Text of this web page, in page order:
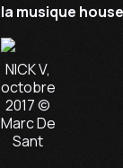
la musique
NICK V,
octobre
2017 ©
Marc De
Sant